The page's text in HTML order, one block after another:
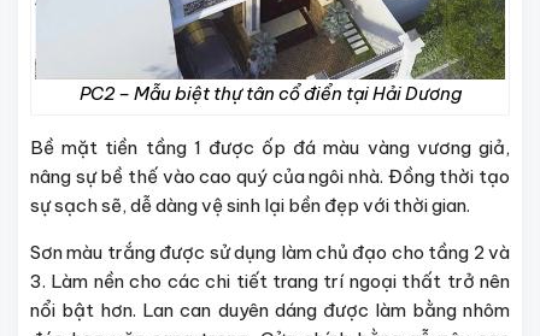
PC2 – Mẫu biệt thự tân cổ điển tại Hải Dương
Bề mặt tiền tầng 1 được ốp đá màu vàng vương giả,
nâng sự bề thế vào cao quý của ngôi nhà. Đồng thời tạo
sự sạch sẽ, dễ dàng vệ sinh lại bền đẹp với thời gian.
Sơn màu trắng được sử dụng làm chủ đạo cho tầng 2 và
3. Làm nền cho các chi tiết trang trí ngoại thất trở nên
nổi bật hơn. Lan can duyên dáng được làm bằng nhôm